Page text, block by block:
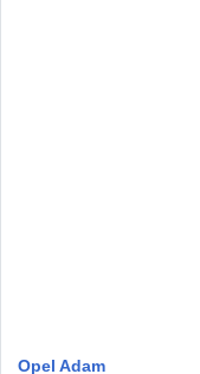
Opel Adam